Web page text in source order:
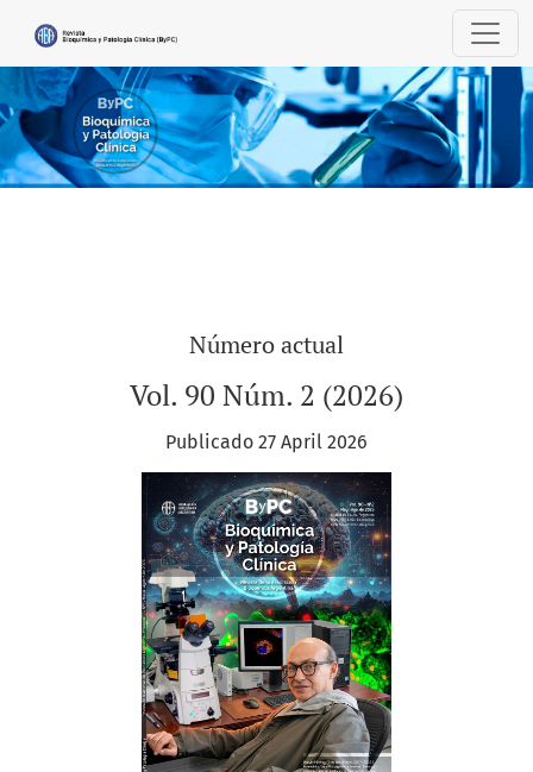
Revista Bioquímica y Patología Clínica
Número actual
Vol. 90 Núm. 2 (2026)
Publicado 27 April 2026